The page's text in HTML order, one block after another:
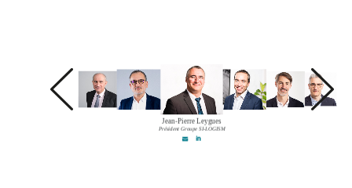
Jean-Pierre Leygues
Président Groupe SI-LOGISM